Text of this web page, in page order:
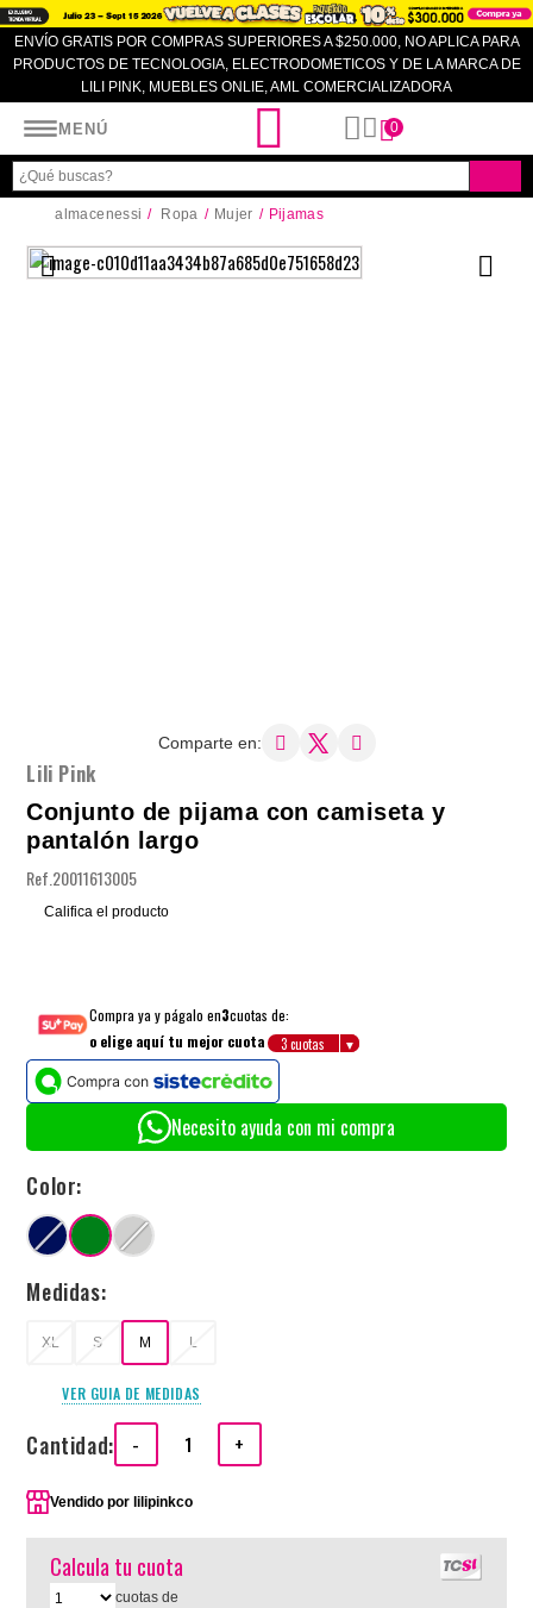
ENVÍO GRATIS POR COMPRAS SUPERIORES A $250.000, NO APLICA PARA
PRODUCTOS DE TECNOLOGIA, ELECTRODOMETICOS Y DE LA MARCA DE
LILI PINK, MUEBLES ONLIE, AML COMERCIALIZADORA
MENÚ
Almacenes SI
0
almacenessi Ropa Mujer Pijamas
Comparte en:
Lili Pink
Conjunto de pijama con camiseta y
pantalón largo
Ref. 20011613005
Califica el producto
Compra ya y págalo en3cuotas de:
o elige aquí tu mejor cuota
Necesito ayuda con mi compra
Color:
Medidas:
XL S M L
VER GUIA DE MEDIDAS
Cantidad: - +
Vendido porlilipinkco
Calcula tu cuota
cuotas de